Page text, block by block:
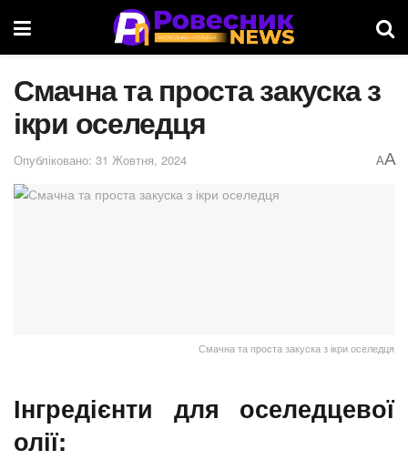
Смачна та проста закуска з
ікри оселедця
Опубліковано: 31 Жовтня, 2024 AA
Смачна та проста закуска з ікри оселедця
Інгредієнти для оселедцевої
олії: